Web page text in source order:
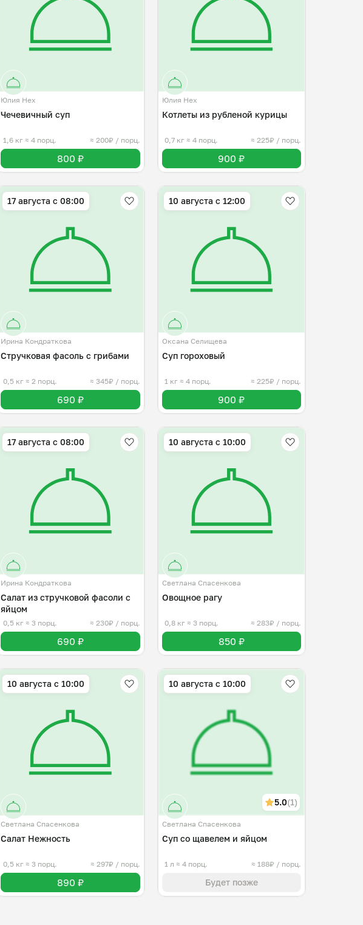
Юлия Нех
Чечевичный суп
1,6 кг≈ 4 порц. ≈ 200₽ / порц.
800 ₽
Юлия Нех
Котлеты из рубленой курицы
0,7 кг ≈ 4 порц. ≈ 225₽ / порц.
900 ₽
17 августа с 08:00
Ирина Кондраткова
Стручковая фасоль с грибами
0,5 кг≈ 2 порц. ≈ 345₽ / порц.
690 ₽
10 августа с 12:00
Оксана Селищева
Суп гороховый
1 кг ≈ 4 порц. ≈ 225₽ / порц.
900 ₽
17 августа с 08:00
Ирина Кондраткова
Салат из стручковой фасоли с
яйцом
0,5 кг≈ 3 порц. ≈ 230₽ / порц.
690 ₽
10 августа с 10:00
Светлана Спасенкова
Овощное рагу
0,8 кг ≈ 3 порц. ≈ 283₽ / порц.
850 ₽
10 августа с 10:00
Светлана Спасенкова
Салат Нежность
0,5 кг≈ 3 порц. ≈ 297₽ / порц.
890 ₽
10 августа с 10:00
5.0(1)
Светлана Спасенкова
Суп со щавелем и яйцом
1 л ≈ 4 порц. ≈ 188₽ / порц.
Будет позже